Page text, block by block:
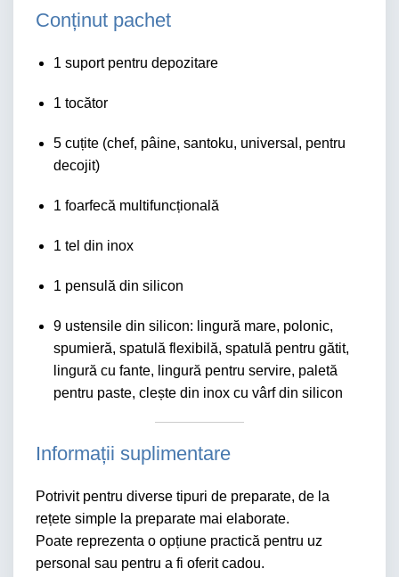
Conținut pachet
1 suport pentru depozitare
1 tocător
5 cuțite (chef, pâine, santoku, universal, pentru
decojit)
1 foarfecă multifuncțională
1 tel din inox
1 pensulă din silicon
9 ustensile din silicon: lingură mare, polonic,
spumieră, spatulă flexibilă, spatulă pentru gătit,
lingură cu fante, lingură pentru servire, paletă
pentru paste, clește din inox cu vârf din silicon
Informații suplimentare
Potrivit pentru diverse tipuri de preparate, de la
rețete simple la preparate mai elaborate.
Poate reprezenta o opțiune practică pentru uz
personal sau pentru a fi oferit cadou.